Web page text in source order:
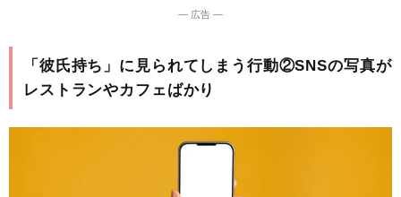
― 広告 ―
「彼氏持ち」に見られてしまう行動②SNSの写真が
レストランやカフェばかり